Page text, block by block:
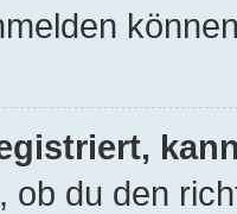
ob du den